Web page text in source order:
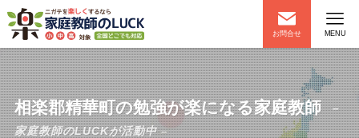
お問合せ MENU
相楽郡精華町の勉強が楽になる家庭教師
–
家庭教師のLUCKが活動中 –